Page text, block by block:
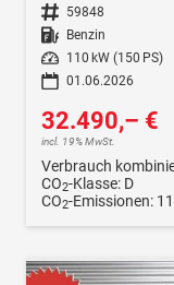
Fahrzeugnr. 59848
Kraftstoff Benzin
Leistung
110 kW (150 PS)
01.06.2026
32.490,– €
incl. 19% MwSt.
Verbrauch
CO2-Klasse: D
CO2-Emissionen: